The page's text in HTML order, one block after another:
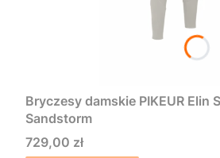
Bryczesy damskie PIKEUR Elin
Sandstorm
Cena
729,00 zł